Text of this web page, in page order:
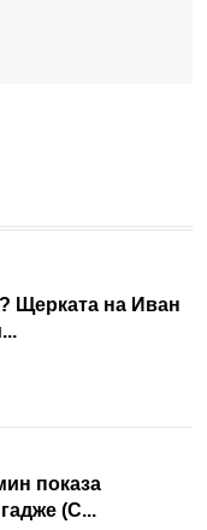
Щерката на Иван
показа
(С...